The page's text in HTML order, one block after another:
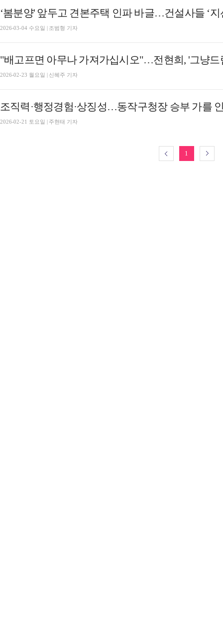
‘봄분양' 앞두고 견본주택 인파 바글…건설사들 ‘지
2026-03-04 수요일 | 조범형 기자
"배고프면 아무나 가져가십시오"…전현희, '그냥드
2026-02-23 월요일 | 신혜주 기자
조직력·행정경험·상징성…동작구청장 승부 가를
2026-02-21 토요일 | 주현태 기자
1